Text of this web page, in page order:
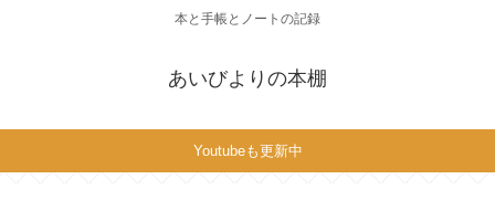
本と手帳とノートの記録
あいびよりの本棚
Youtubeも更新中